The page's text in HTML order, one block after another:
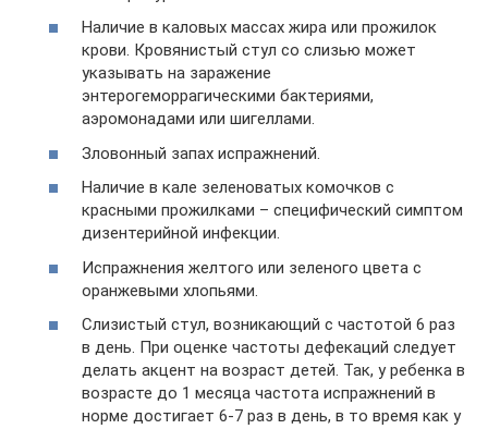
Наличие в каловых массах жира или прожилок
крови. Кровянистый стул со слизью может
указывать на заражение
энтерогеморрагическими бактериями,
аэромонадами или шигеллами.
Зловонный запах испражнений.
Наличие в кале зеленоватых комочков с
красными прожилками – специфический симптом
дизентерийной инфекции.
Испражнения желтого или зеленого цвета с
оранжевыми хлопьями.
Слизистый стул, возникающий с частотой 6 раз
в день. При оценке частоты дефекаций следует
делать акцент на возраст детей. Так, у ребенка в
возрасте до 1 месяца частота испражнений в
норме достигает 6-7 раз в день, в то время как у